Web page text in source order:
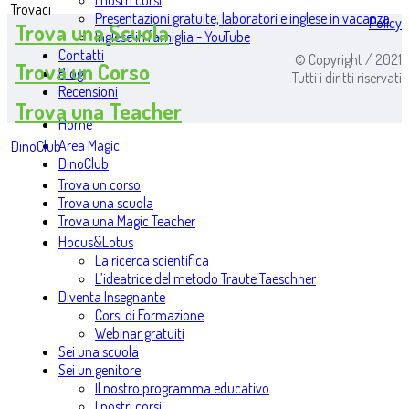
Presentazioni gratuite, laboratori e inglese in vacanza
Inglese in famiglia - YouTube
Contatti
Blog
Recensioni
Home
Area Magic
DinoClub
Trova un corso
Trova una scuola
Trova una Magic Teacher
Hocus&Lotus
La ricerca scientifica
L’ideatrice del metodo Traute Taeschner
Diventa Insegnante
Corsi di Formazione
Webinar gratuiti
Sei una scuola
Sei un genitore
Il nostro programma educativo
Trovaci
Trova una Scuola
Trova un Corso
Trova una Teacher
DinoClub
Policy
© Copyright / 2021
Tutti i diritti riservati